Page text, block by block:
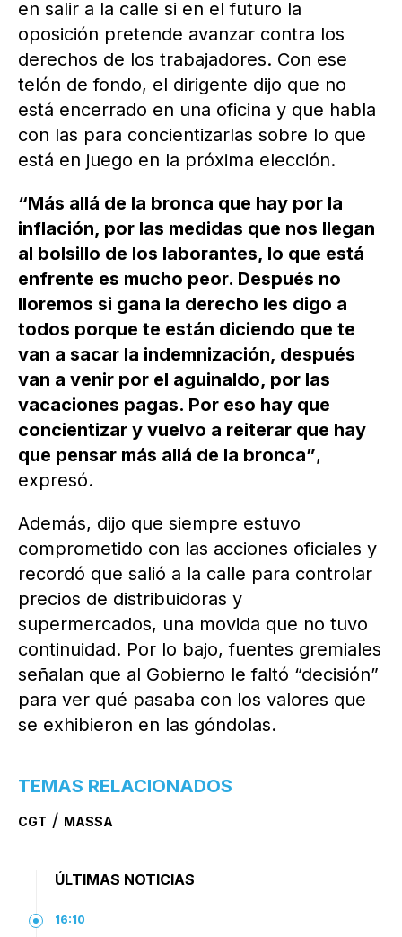
en salir a la calle si en el futuro la
oposición pretende avanzar contra los
derechos de los trabajadores. Con ese
telón de fondo, el dirigente dijo que no
está encerrado en una oficina y que habla
con las para concientizarlas sobre lo que
está en juego en la próxima elección.
“Más allá de la bronca que hay por la
inflación, por las medidas que nos llegan
al bolsillo de los laborantes, lo que está
enfrente es mucho peor. Después no
lloremos si gana la derecho les digo a
todos porque te están diciendo que te
van a sacar la indemnización, después
van a venir por el aguinaldo, por las
vacaciones pagas. Por eso hay que
concientizar y vuelvo a reiterar que hay
que pensar más allá de la bronca”,
expresó.
Además, dijo que siempre estuvo
comprometido con las acciones oficiales y
recordó que salió a la calle para controlar
precios de distribuidoras y
supermercados, una movida que no tuvo
continuidad. Por lo bajo, fuentes gremiales
señalan que al Gobierno le faltó “decisión”
para ver qué pasaba con los valores que
se exhibieron en las góndolas.
TEMAS RELACIONADOS
CGT / MASSA
ÚLTIMAS NOTICIAS
16:10